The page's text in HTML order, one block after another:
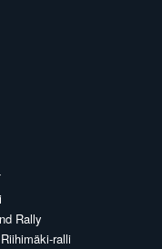
Rally
ralli